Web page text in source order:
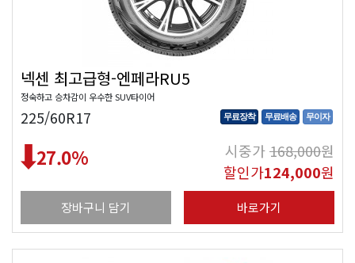
넥센 최고급형-엔페라RU5
정숙하고 승차감이 우수한 SUV타이어
225/60R17 무료장착 무료배송 무이자
27.0% 시중가168,000원
할인가124,000원
장바구니 담기 바로가기